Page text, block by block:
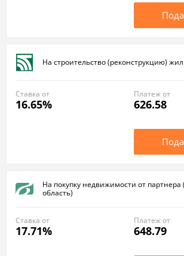
На строительство (реконструкцию)
16.65%
Ставка от
626.58
Платеж от
На покупку недвижимости от
область)
17.71%
Ставка от
648.79
Платеж от